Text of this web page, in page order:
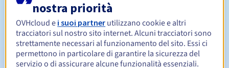
Periodo di rinnovo Da 1 a 10 anni
nostra priorità
OVHcloud e i suoi partner utilizzano cookie e altri
tracciatori sul nostro sito internet. Alcuni tracciatori sono
strettamente necessari al funzionamento del sito. Essi ci
permettono in particolare di garantire la sicurezza del
servizio o di assicurare alcune funzionalità essenziali.